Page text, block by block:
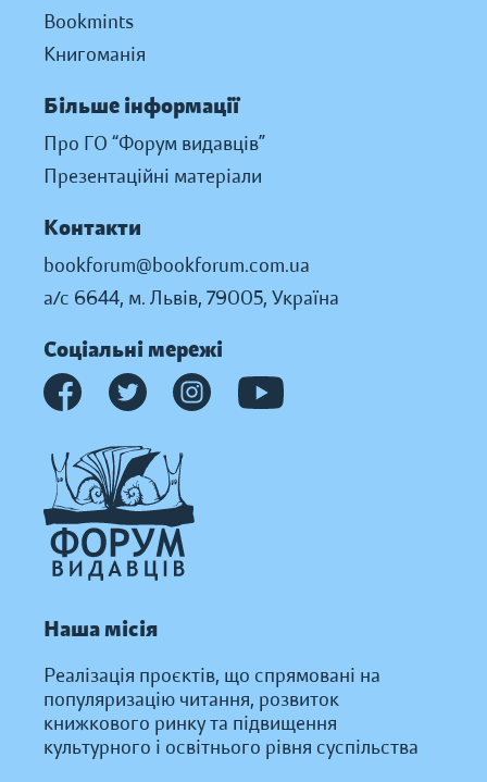
Bookmints
Книгоманія
Більше інформації
Про ГО “Форум видавців”
Презентаційні матеріали
Контакти
bookforum@bookforum.com.ua
а/с 6644, м. Львів, 79005, Україна
Соціальні мережі
Наша місія
Реалізація проєктів, що спрямовані на
популяризацію читання, розвиток
книжкового ринку та підвищення
культурного і освітнього рівня суспільства